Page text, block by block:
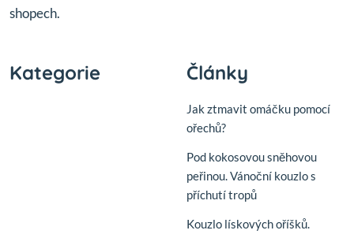
shopech.
Kategorie Články
Jak ztmavit omáčku pomocí
ořechů?
Pod kokosovou sněhovou
peřinou. Vánoční kouzlo s
příchutí tropů
Kouzlo lískových oříšků.